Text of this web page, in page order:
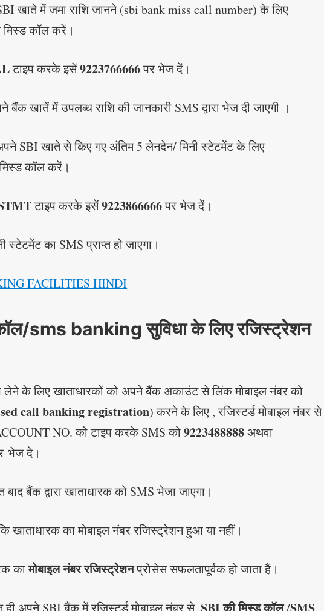
खाते में जमा राशि जानने (sbi bank miss call number) के लिए
मिस्ड कॉल करें।
टाइप करके इसें9223766666पर भेज दें।
खातें में उपलब्ध राशि की जानकारी SMS द्वारा भेज दी जाएगी ।
अपने SBI खाते से किए गए अंतिम 5 लेनदेन/ मिनी स्टेटमेंट के लिए
कॉल करें।
टाइप करके इसें9223866666पर भेज दें।
स्टेटमेंट का SMS प्राप्त हो जाएगा।
FACILITIES HINDI
sms banking सुविधा के लिए रजिस्ट्रेशन
लेने के लिए खाताधारकों को अपने बैंक अकाउंट से लिंक मोबाइल नंबर को
call banking registration) करने के लिए , रजिस्टर्ड मोबाइल नंबर से
NO. को टाइप करके SMS को9223488888अथवा
भेज दे।
बैंक द्वारा खाताधारक को SMS भेजा जाएगा।
खाताधारक का मोबाइल नंबर रजिस्ट्रेशन हुआ या नहीं।
कामोबाइल नंबर रजिस्ट्रेशनप्रोसेस सफलतापूर्वक हो जाता हैं।
ही अपने SBI बैंक में रजिस्टर्ड मोबाइल नंबर से,SBI की मिस्ड कॉल/SMS